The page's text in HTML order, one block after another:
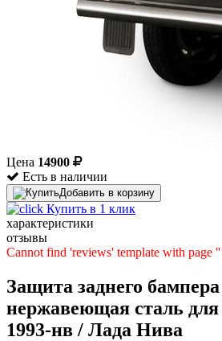
Цена 14900
Есть в наличии
Добавить в корзину
Купить в 1 клик
характеристики
отзывы
Cannot find 'reviews' template with page ''
Защита заднего
нержавеющая сталь
1993-нв / Лада Нива